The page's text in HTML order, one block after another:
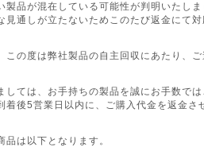
製品が混在している可能性が判明いたし
見通しが立たないためこのたび返金にて
この度は弊社製品の自主回収にあたり、
しては、お手持ちの製品を誠にお手数で
着後5営業日以内に、ご購入代金を返金さ
品は以下となります。